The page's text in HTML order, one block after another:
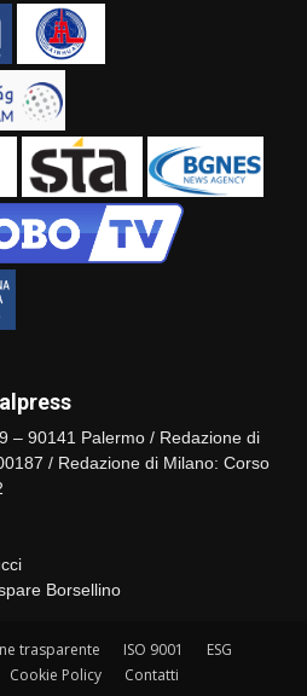
– 90141 Palermo / Redazione di
/ Redazione di Milano: Corso
Borsellino
trasparente ISO 9001
ESG
Cookie Policy Contatti